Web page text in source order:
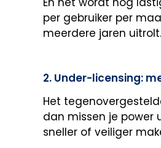
per gebruiker per
meerdere jaren
2. Under-licensing:
Het
dan missen je power
sneller of veiliger